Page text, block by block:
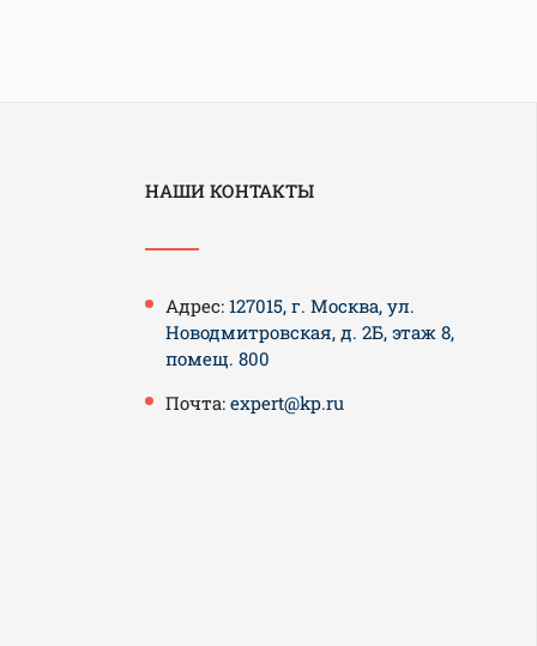
НАШИ КОНТАКТЫ
Адрес: 127015, г. Москва, ул.
Новодмитровская, д. 2Б, этаж 8,
помещ. 800
Почта: expert@kp.ru